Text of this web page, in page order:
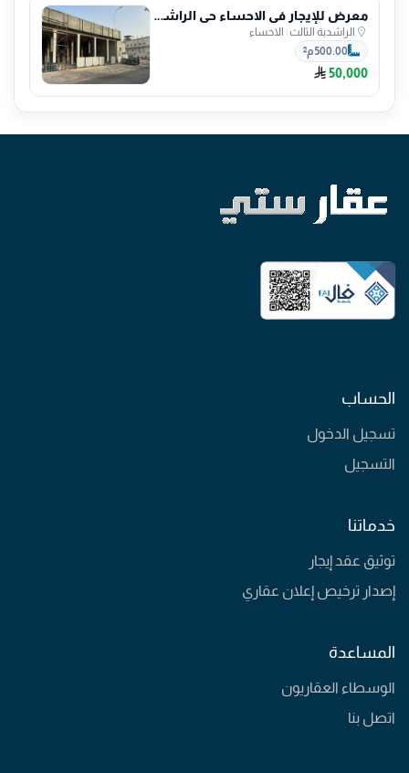
معرض للإيجار في الاحساء حي الراشدية الثالث
الراشدية الثالث| الاحساء
500.00 م²
50,000
الحساب
تسجيل الدخول
التسجيل
خدماتنا
توثيق عقد إيجار
إصدار ترخيص إعلان عقاري
المساعدة
الوسطاء العقاريون
اتصل بنا